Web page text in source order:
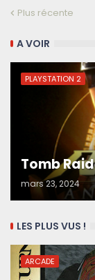
Plus récente
A VOIR
PLAYSTATION 2
Tomb
mars 23, 2024
LES PLUS VUS !
ARCADE